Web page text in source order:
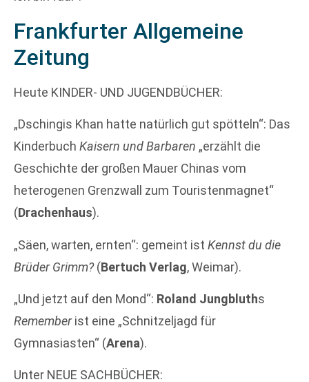
Frankfurter Allgemeine
Zeitung
Heute KINDER- UND JUGENDBÜCHER:
„Dschingis Khan hatte natürlich gut spötteln“: Das
Kinderbuch Kaisern und Barbaren „erzählt die
Geschichte der großen Mauer Chinas vom
heterogenen Grenzwall zum Touristenmagnet“
(Drachenhaus).
„Säen, warten, ernten“: gemeint ist Kennst du die
Brüder Grimm?(Bertuch Verlag, Weimar).
„Und jetzt auf den Mond“: Roland Jungbluths
Rememberist eine „Schnitzeljagd für
Gymnasiasten“ (Arena).
Unter NEUE SACHBÜCHER: